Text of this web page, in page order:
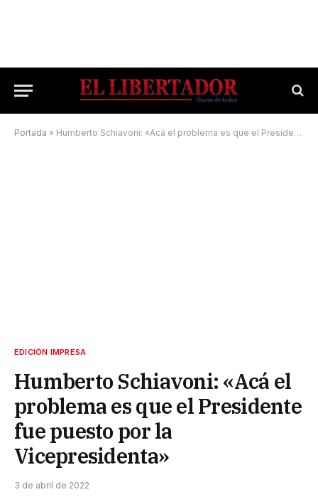
Portada » Humberto Schiavoni: «Acá el problema es que el Presidente fue puesto por la Vicepresidenta»
EDICIÓN IMPRESA
Humberto Schiavoni: «Acá el
problema es que el Presidente
fue puesto por la
Vicepresidenta»
3 de abril de 2022